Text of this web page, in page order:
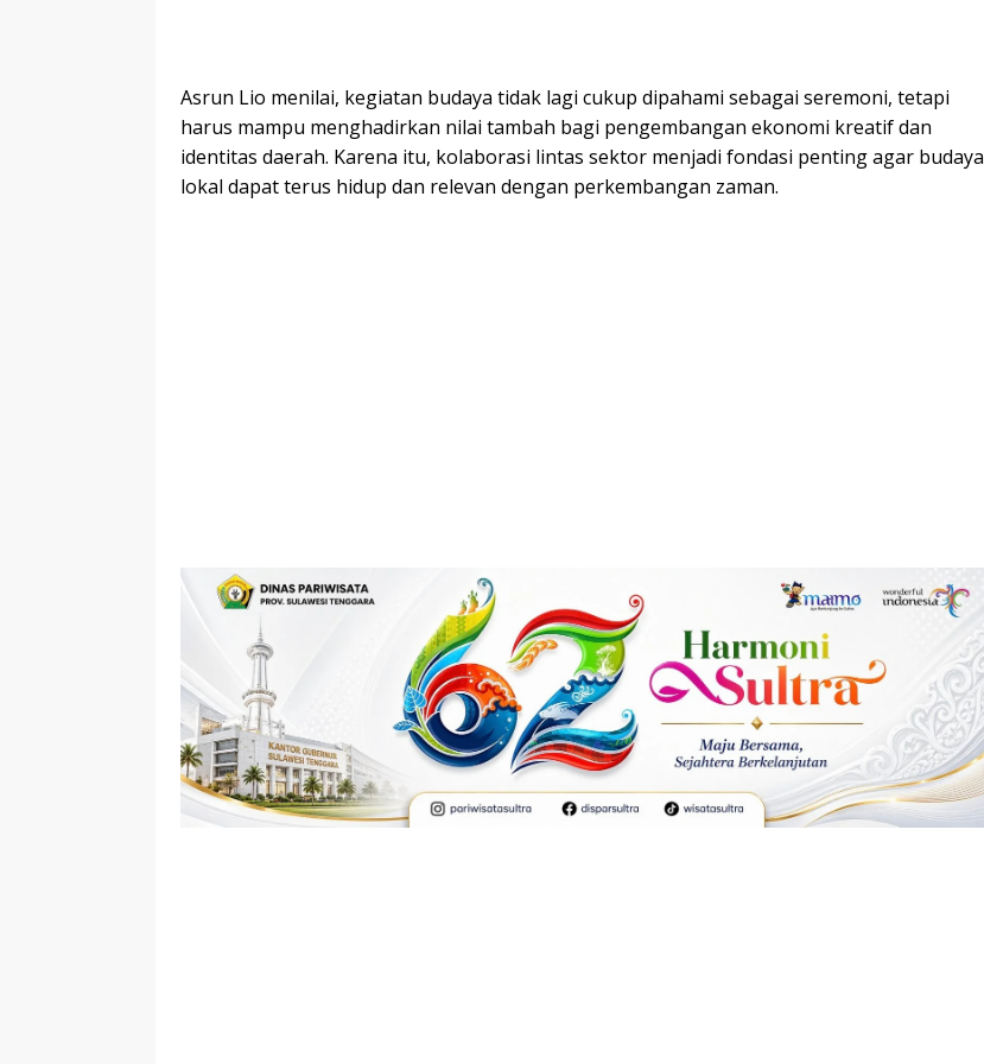
Asrun Lio menilai, kegiatan budaya tidak lagi cukup dipahami sebagai seremoni, tetapi
harus mampu menghadirkan nilai tambah bagi pengembangan ekonomi kreatif dan
identitas daerah. Karena itu, kolaborasi lintas sektor menjadi fondasi penting agar budaya
lokal dapat terus hidup dan relevan dengan perkembangan zaman.